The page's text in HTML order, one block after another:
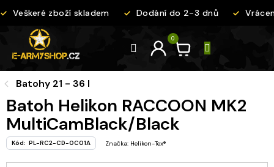
na
Veškeré zboží skladem Dodání do 2-3 dnů
Batohy 21 - 36 l
Batoh Helikon RACCOON MK2
MultiCamBlack/Black
Kód: PL-RC2-CD-0C01A Značka: Helikon-Tex®